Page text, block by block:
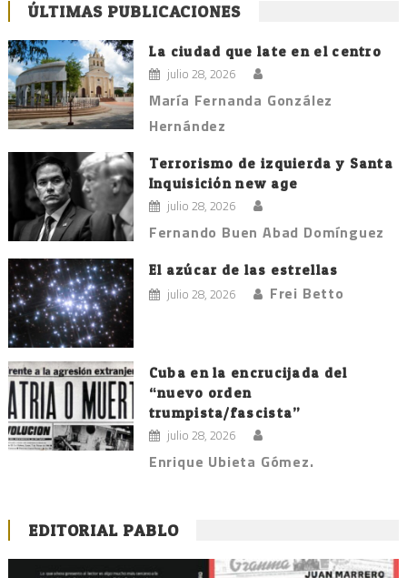
ÚLTIMAS PUBLICACIONES
La ciudad que late en el centro
julio 28, 2026
María Fernanda González
Hernández
Terrorismo de izquierda y Santa
Inquisición new age
julio 28, 2026
Fernando Buen Abad Domínguez
El azúcar de las estrellas
julio 28, 2026 Frei Betto
Cuba en la encrucijada del
“nuevo orden
trumpista/fascista”
julio 28, 2026
Enrique Ubieta Gómez.
EDITORIAL PABLO